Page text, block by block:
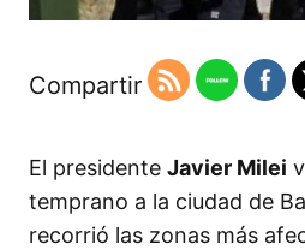
Compartir
El presidente Javier Milei
temprano a la ciudad de
recorrió las zonas más